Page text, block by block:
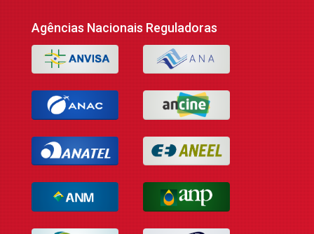
Agências Nacionais Reguladoras